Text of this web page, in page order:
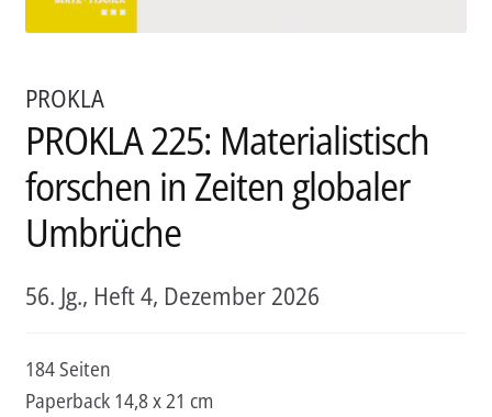
PROKLA
PROKLA 225: Materialistisch
forschen in Zeiten globaler
Umbrüche
56. Jg., Heft 4, Dezember 2026
184 Seiten
Paperback 14,8 x 21 cm